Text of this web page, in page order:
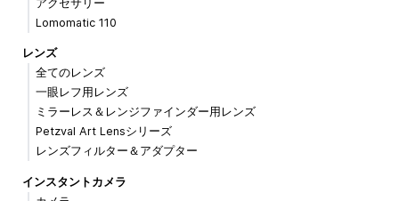
アクセサリー
Lomomatic 110
レンズ
全てのレンズ
一眼レフ用レンズ
ミラーレス＆レンジファインダー用レンズ
Petzval Art Lensシリーズ
レンズフィルター＆アダプター
インスタントカメラ